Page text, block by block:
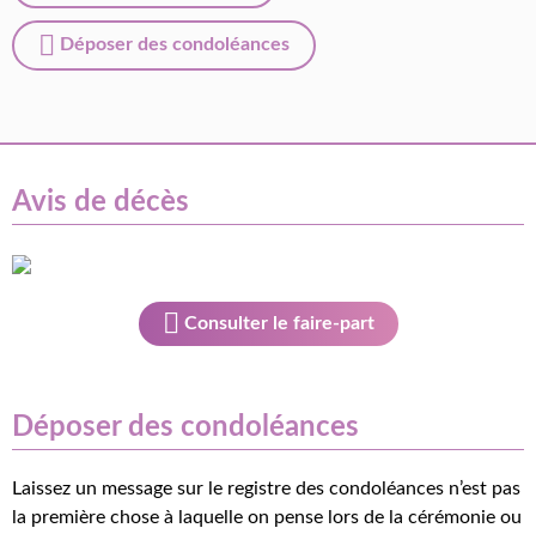
Déposer des condoléances
Avis de décès
Consulter le faire-part
Déposer des condoléances
Laissez un message sur le registre des condoléances n’est pas
la première chose à laquelle on pense lors de la cérémonie ou